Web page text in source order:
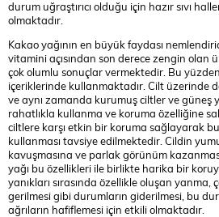
durum uğraştırıcı olduğu için hazır sıvı
olmaktadır.
Kakao yağının en büyük faydası
vitamini açısından son derece zengin olan
çok olumlu sonuçlar vermektedir. Bu
içeriklerinde kullanmaktadır. Cilt üzerinde
ve aynı zamanda kurumuş ciltler ve güneş
rahatlıkla kullanma ve koruma özelliğine
ciltlere karşı etkin bir koruma sağlayarak
kullanması tavsiye edilmektedir. Cildin
kavuşmasına ve parlak görünüm
yağı bu özellikleri ile birlikte harika bir
yanıkları sırasında özellikle oluşan
gerilmesi gibi durumların giderilmesi, bu
ağrıların hafiflemesi için etkili olmaktadır.